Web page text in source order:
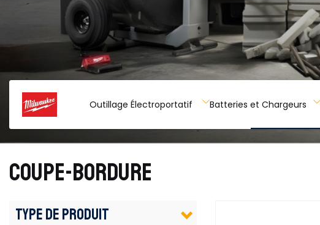
Outillage Électroportatif Batteries et Chargeurs
COUPE-BORDURE
TYPE DE PRODUIT